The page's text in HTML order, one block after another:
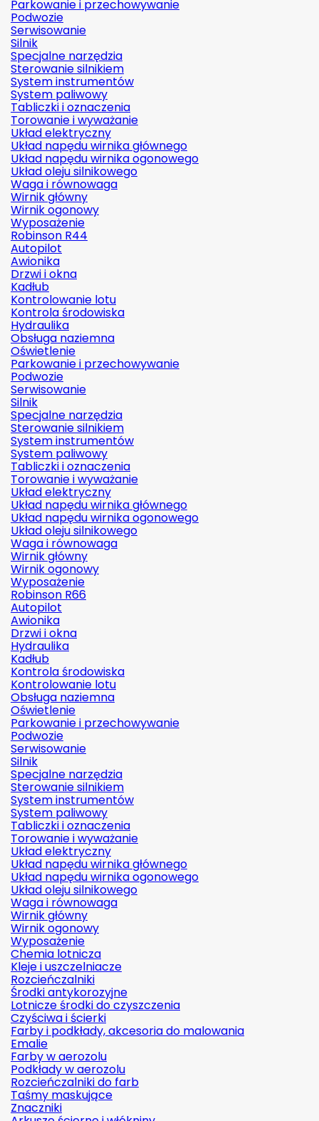
Parkowanie i przechowywanie
Podwozie
Serwisowanie
Silnik
Specjalne narzędzia
Sterowanie silnikiem
System instrumentów
System paliwowy
Tabliczki i oznaczenia
Torowanie i wyważanie
Układ elektryczny
Układ napędu wirnika głównego
Układ napędu wirnika ogonowego
Układ oleju silnikowego
Waga i równowaga
Wirnik główny
Wirnik ogonowy
Wyposażenie
Robinson R44
Autopilot
Awionika
Drzwi i okna
Kadłub
Kontrolowanie lotu
Kontrola środowiska
Hydraulika
Obsługa naziemna
Oświetlenie
Parkowanie i przechowywanie
Podwozie
Serwisowanie
Silnik
Specjalne narzędzia
Sterowanie silnikiem
System instrumentów
System paliwowy
Tabliczki i oznaczenia
Torowanie i wyważanie
Układ elektryczny
Układ napędu wirnika głównego
Układ napędu wirnika ogonowego
Układ oleju silnikowego
Waga i równowaga
Wirnik główny
Wirnik ogonowy
Wyposażenie
Robinson R66
Autopilot
Awionika
Drzwi i okna
Hydraulika
Kadłub
Kontrola środowiska
Kontrolowanie lotu
Obsługa naziemna
Oświetlenie
Parkowanie i przechowywanie
Podwozie
Serwisowanie
Silnik
Specjalne narzędzia
Sterowanie silnikiem
System instrumentów
System paliwowy
Tabliczki i oznaczenia
Torowanie i wyważanie
Układ elektryczny
Układ napędu wirnika głównego
Układ napędu wirnika ogonowego
Układ oleju silnikowego
Waga i równowaga
Wirnik główny
Wirnik ogonowy
Wyposażenie
Chemia lotnicza
Kleje i uszczelniacze
Rozcieńczalniki
Środki antykorozyjne
Lotnicze środki do czyszczenia
Czyściwa i ścierki
Farby i podkłady, akcesoria do malowania
Emalie
Farby w aerozolu
Podkłady w aerozolu
Rozcieńczalniki do farb
Taśmy maskujące
Znaczniki